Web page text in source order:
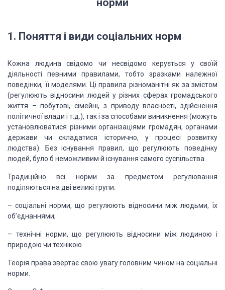
норми
1. Поняття i види соцiальних норм
Кожна людина свідомо чи несвідомо керується у своїй
діяльності певними правилами, тобто зразками належної
поведінки, її моделями. Ці правила різноманітні як за змістом
(регулюють відносини людей у різних сферах громадського
життя – побутові, сімейні, з приводу власності, здійснення
політичної влади і т.д.), так і за способами виникнення (можуть
установлюватися різними організаціями громадян, органами
держави чи складатися історично, у процесі розвитку
людства). Без існування правил, що регулюють поведінку
людей, було б неможливим й існування самого суспільства.
Традиційно всі норми за предметом регулювання
поділяються на дві великі групи:
– соціальні норми, що регулюють відносини між людьми, їх
об’єднаннями;
– технічні норми, що регулюють відносини між людиною і
природою чи технікою
Теорія права звертає свою увагуголовним чином на соціальні
норми.